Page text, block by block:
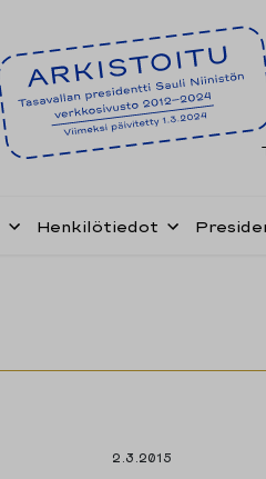
Henkilötiedot
2.3.2015